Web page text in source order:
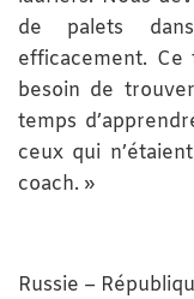
de palets
efficacement. Ce
besoin de
temps
ceux qui
coach. »
Russie –